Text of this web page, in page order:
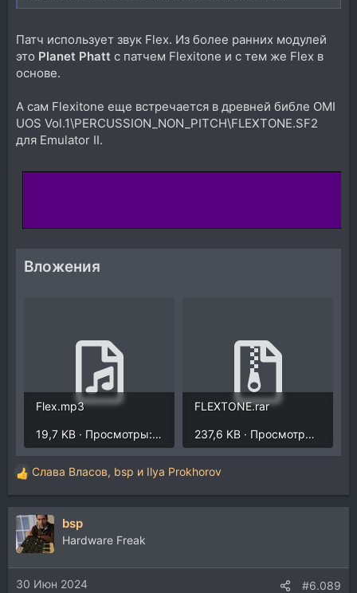
Патч использует звук Flex. Из более ранних модулей
это Planet Phatt с патчем Flexitone и с тем же Flex в
основе.
А сам Flexitone еще встречается в древней библе OMI
UOS Vol.1\PERCUSSION_NON_PITCH\FLEXTONE.SF2
для Emulator II.
Вложения
Flex.mp3
19,7 KB · Просмотры: 545
FLEXTONE.rar
237,6 KB · Просмотры: 183
Р
е
а
к
ц
и
и
:
Слава Власов, bsp и Ilya Prokhorov
bsp
Hardware Freak
30 Июн 2024 #6.089